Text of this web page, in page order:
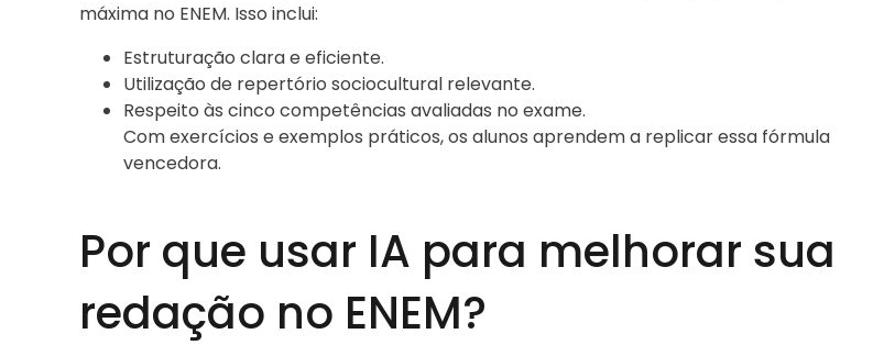
máxima no ENEM. Isso inclui:
Estruturação clara e eficiente.
Utilização de repertório sociocultural relevante.
Respeito às cinco competências avaliadas no exame.
Com exercícios e exemplos práticos, os alunos aprendem a replicar essa fórmula
vencedora.
Por que usar IA para melhorar sua
redação no ENEM?